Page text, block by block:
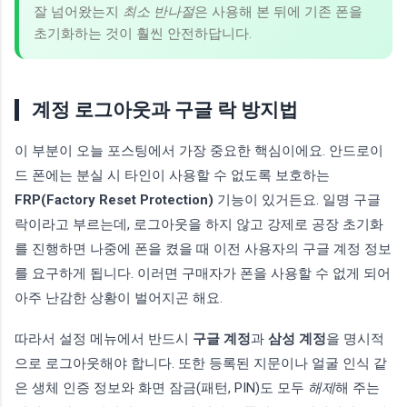
잘 넘어왔는지 최소 반나절은 사용해 본 뒤에 기존 폰을
초기화하는 것이 훨씬 안전하답니다.
계정 로그아웃과 구글 락 방지법
이 부분이 오늘 포스팅에서 가장 중요한 핵심이에요. 안드로이
드 폰에는 분실 시 타인이 사용할 수 없도록 보호하는
FRP(Factory Reset Protection) 기능이 있거든요. 일명 구글
락이라고 부르는데, 로그아웃을 하지 않고 강제로 공장 초기화
를 진행하면 나중에 폰을 켰을 때 이전 사용자의 구글 계정 정보
를 요구하게 됩니다. 이러면 구매자가 폰을 사용할 수 없게 되어
아주 난감한 상황이 벌어지곤 해요.
따라서 설정 메뉴에서 반드시 구글 계정과 삼성 계정을 명시적
으로 로그아웃해야 합니다. 또한 등록된 지문이나 얼굴 인식 같
은 생체 인증 정보와 화면 잠금(패턴, PIN)도 모두 해제해 주는